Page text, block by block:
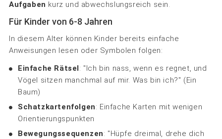
Aufgaben kurz und abwechslungsreich sein.
Für Kinder von 6-8 Jahren
In diesem Alter können Kinder bereits einfache
Anweisungen lesen oder Symbolen folgen:
Einfache Rätsel: "Ich bin nass, wenn es regnet, und
Vögel sitzen manchmal auf mir. Was bin ich?" (Ein
Baum)
Schatzkartenfolgen: Einfache Karten mit wenigen
Orientierungspunkten
Bewegungssequenzen: "Hüpfe dreimal, drehe dich